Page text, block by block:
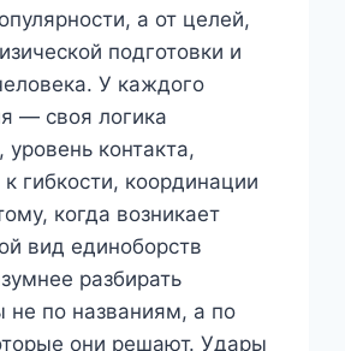
а от целей,
подготовки и
У каждого
— своя логика
уровень контакта,
гибкости, координации
когда возникает
вид единоборств
разбирать
не по названиям, а по
они решают. Удары